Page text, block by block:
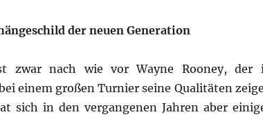
der neuen Generation
zwar nach wie vor Wayne Rooney, der
einem großen Turnier seine Qualitäten
sich in den vergangenen Jahren aber